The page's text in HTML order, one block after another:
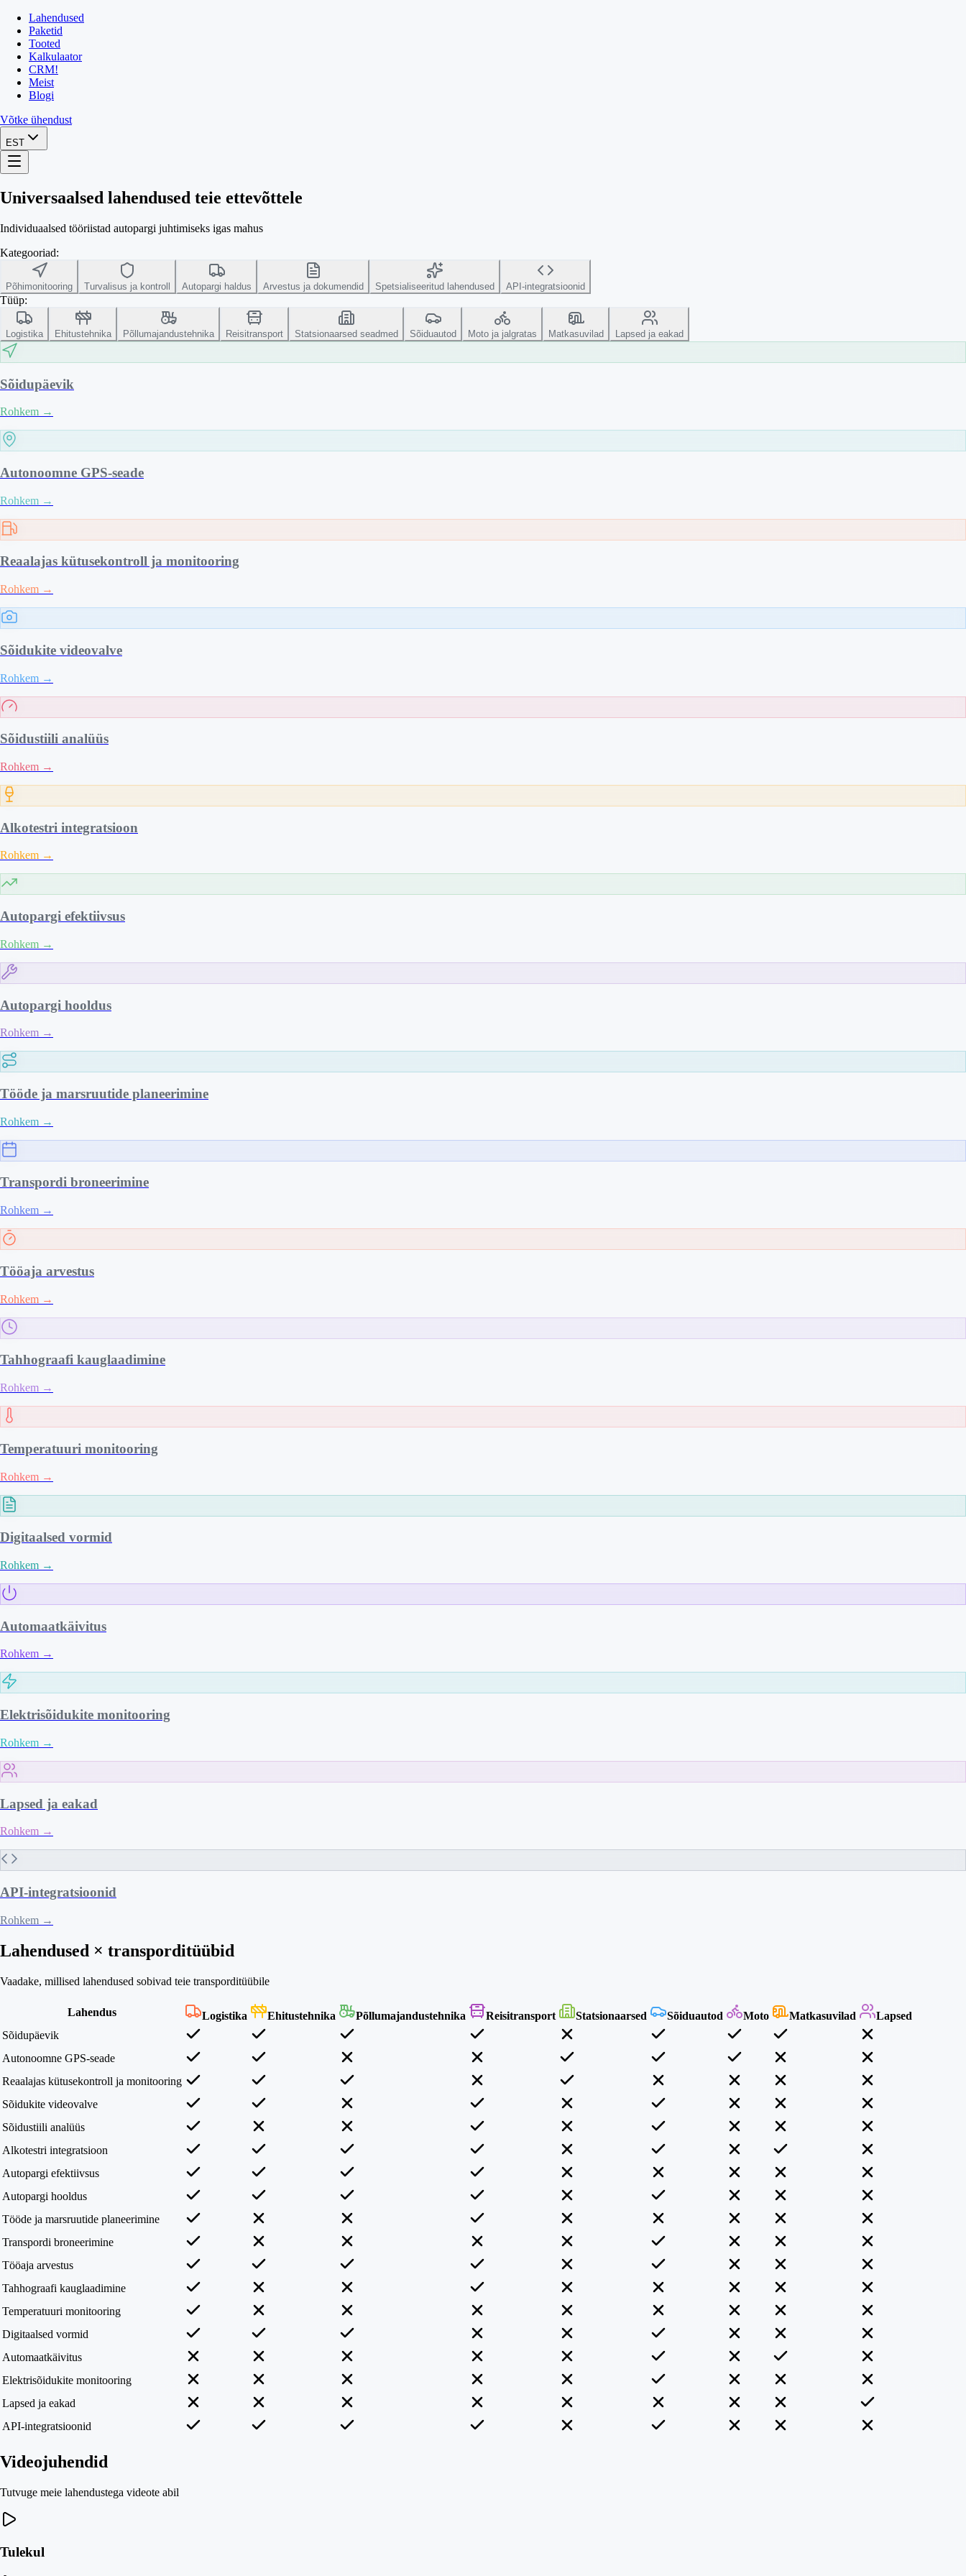
Lahendused
Paketid
Tooted
Kalkulaator
CRM!
Meist
Blogi
Võtke ühendust
EST
Universaalsed lahendused teie ettevõttele
Individuaalsed tööriistad autopargi juhtimiseks igas mahus
Kategooriad:
Põhimonitooring Turvalisus ja kontroll Autopargi haldus Arvestus ja dokumendid Spetsialiseeritud lahendused API-integratsioonid
Tüüp:
Logistika Ehitustehnika Põllumajandustehnika Reisitransport Statsionaarsed seadmed Sõiduautod Moto ja jalgratas Matkasuvilad Lapsed ja eakad
Sõidupäevik
Rohkem →
Autonoomne GPS-seade
Rohkem →
Reaalajas kütusekontroll ja monitooring
Rohkem →
Sõidukite videovalve
Rohkem →
Sõidustiili analüüs
Rohkem →
Alkotestri integratsioon
Rohkem →
Autopargi efektiivsus
Rohkem →
Autopargi hooldus
Rohkem →
Tööde ja marsruutide planeerimine
Rohkem →
Transpordi broneerimine
Rohkem →
Tööaja arvestus
Rohkem →
Tahhograafi kauglaadimine
Rohkem →
Temperatuuri monitooring
Rohkem →
Digitaalsed vormid
Rohkem →
Automaatkäivitus
Rohkem →
Elektrisõidukite monitooring
Rohkem →
Lapsed ja eakad
Rohkem →
API-integratsioonid
Rohkem →
Lahendused × transporditüübid
Vaadake, millised lahendused sobivad teie transporditüübile
Lahendus Logistika Ehitustehnika Põllumajandustehnika Reisitransport Statsionaarsed Sõiduautod Moto Matkasuvilad
Lapsed
Sõidupäevik
Autonoomne GPS-seade
Reaalajas kütusekontroll ja monitooring
Sõidukite videovalve
Sõidustiili analüüs
Alkotestri integratsioon
Autopargi efektiivsus
Autopargi hooldus
Tööde ja marsruutide planeerimine
Transpordi broneerimine
Tööaja arvestus
Tahhograafi kauglaadimine
Temperatuuri monitooring
Digitaalsed vormid
Automaatkäivitus
Elektrisõidukite monitooring
Lapsed ja eakad
API-integratsioonid
Videojuhendid
Tutvuge meie lahendustega videote abil
Tulekul